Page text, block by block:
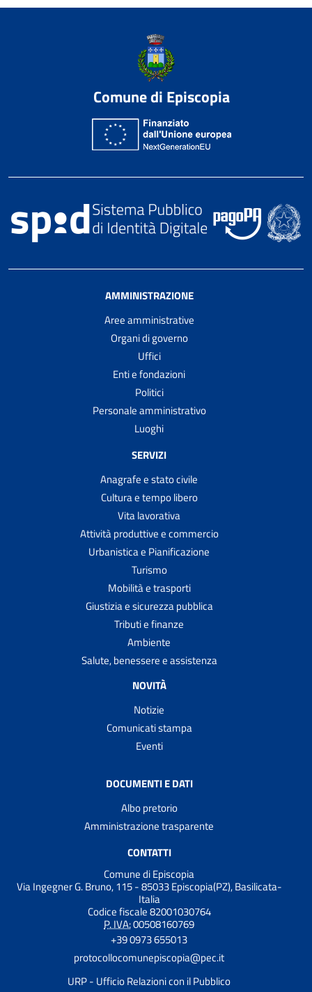
Comune di Episcopia
AMMINISTRAZIONE
Aree amministrative
Organi di governo
Uffici
Enti e fondazioni
Politici
Personale amministrativo
Luoghi
SERVIZI
Anagrafe e stato civile
Cultura e tempo libero
Vita lavorativa
Attività produttive e commercio
Urbanistica e Pianificazione
Turismo
Mobilità e trasporti
Giustizia e sicurezza pubblica
Tributi e finanze
Ambiente
Salute, benessere e assistenza
NOVITÀ
Notizie
Comunicati stampa
Eventi
DOCUMENTI E DATI
Albo pretorio
Amministrazione trasparente
CONTATTI
Comune di Episcopia
Via Ingegner G. Bruno, 115 - 85033 Episcopia(PZ), Basilicata-
Italia
Codice fiscale 82001030764
P. IVA:00508160769
+39 0973 655013
protocollocomunepiscopia@pec.it
URP - Ufficio Relazioni con il Pubblico